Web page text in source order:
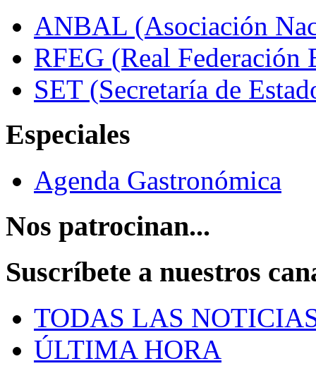
ANBAL (Asociación
RFEG (Real Federación
SET (Secretaría de
Especiales
Agenda Gastronómica
Nos patrocinan...
Suscríbete a nuestros
TODAS LAS
ÚLTIMA HORA